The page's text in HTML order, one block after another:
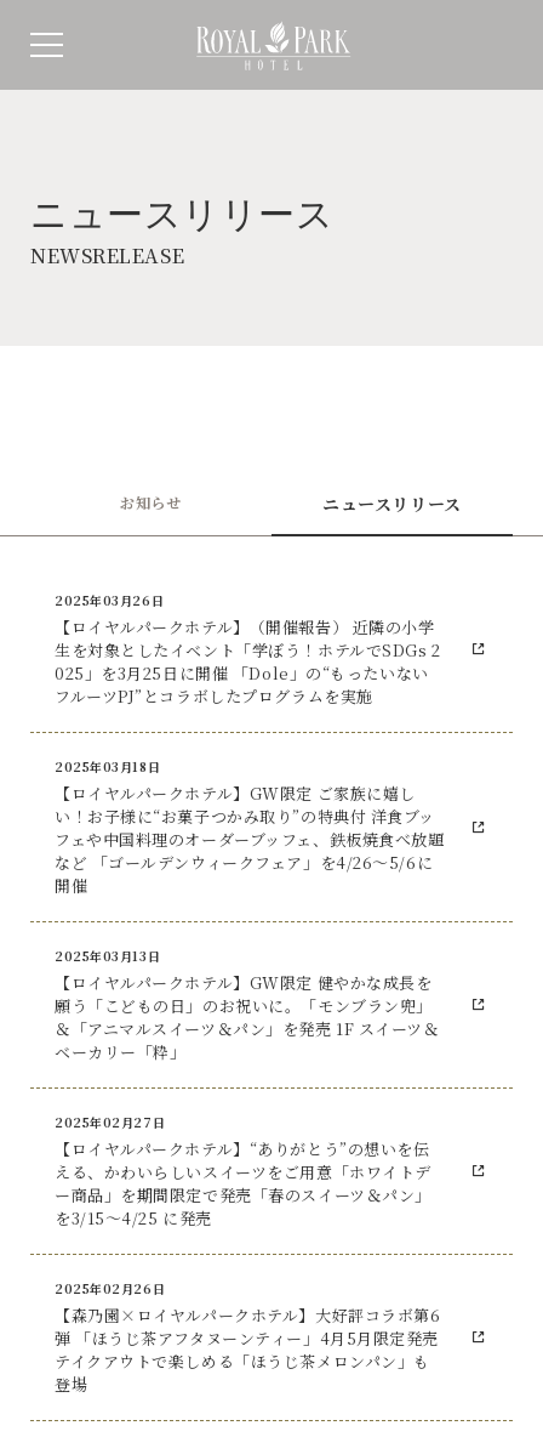
ニュースリリース
NEWSRELEASE
お知らせ ニュースリリース
2025年03月26日
【ロイヤルパークホテル】（開催報告） 近隣の小学
生を対象としたイベント「学ぼう！ホテルでSDGs 2
025」を3月25日に開催 「Dole」の“もったいない
フルーツPJ”とコラボしたプログラムを実施
2025年03月18日
【ロイヤルパークホテル】GW限定 ご家族に嬉し
い！お子様に“お菓子つかみ取り”の特典付 洋食ブッ
フェや中国料理のオーダーブッフェ、鉄板焼食べ放題
など 「ゴールデンウィークフェア」を4/26～5/6に
開催
2025年03月13日
【ロイヤルパークホテル】GW限定 健やかな成長を
願う「こどもの日」のお祝いに。「モンブラン兜」
＆「アニマルスイーツ＆パン」を発売 1F スイーツ＆
ベーカリー「粋」
2025年02月27日
【ロイヤルパークホテル】“ありがとう”の想いを伝
える、かわいらしいスイーツをご用意「ホワイトデ
ー商品」を期間限定で発売「春のスイーツ＆パン」
を3/15～4/25 に発売
2025年02月26日
【森乃園×ロイヤルパークホテル】大好評コラボ第6
弾 「ほうじ茶アフタヌーンティー」4月5月限定発売
テイクアウトで楽しめる「ほうじ茶メロンパン」も
登場